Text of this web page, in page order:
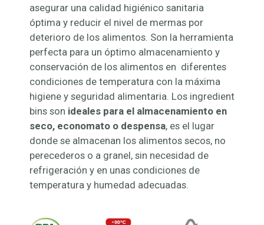
asegurar una calidad higiénico sanitaria
óptima y reducir el nivel de mermas por
deterioro de los alimentos. Son la herramienta
perfecta para un óptimo almacenamiento y
conservación de los alimentos en diferentes
condiciones de temperatura con la máxima
higiene y seguridad alimentaria. Los ingredient
bins son ideales para el almacenamiento en
seco, economato o despensa, es el lugar
donde se almacenan los alimentos secos, no
perecederos o a granel, sin necesidad de
refrigeración y en unas condiciones de
temperatura y humedad adecuadas.